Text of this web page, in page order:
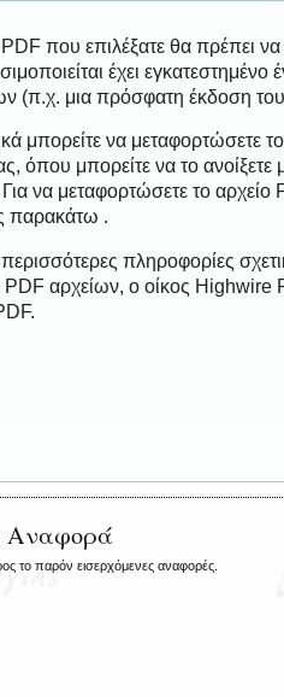
PDF που επιλέξατε θα πρέπει
έχει
(π.χ. μια πρόσφατη έκδοση
μπορείτε να μεταφορτώσετε
όπου μπορείτε να το
να μεταφορτώσετε το
παρακάτω .
περισσότερες πληροφορίες
PDF αρχείων, ο οίκος Highwire
Αναφορά
το παρόν εισερχόμενες αναφορές.